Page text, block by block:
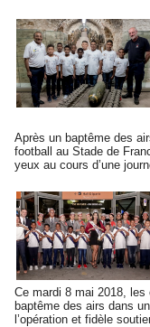
Après un baptême des
football au Stade de
yeux au cours d’une
Ce mardi 8 mai 2018,
baptême des airs dans
l’opération et fidèle